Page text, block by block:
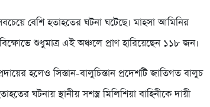
সবচেয়ে বেশি হতাহতের ঘটনা ঘটেছে। মাহসা আমিনির
শুধুমাত্র এই অঞ্চলে প্রাণ হারিয়েছেন ১১৮ জন।
হলেও সিস্তান-বালুচিস্তান প্রদেশটি জাতিগত বালুচ
ঘটনায় স্থানীয় সশস্ত্র মিলিশিয়া বাহিনীকে দায়ী